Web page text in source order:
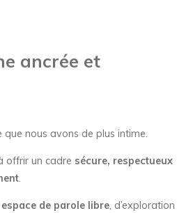
ancrée et
que nous avons de plus intime.
offrir un cadre sécure, respectueux
.
de parole libre, d’exploration